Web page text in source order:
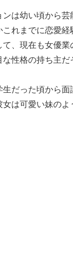
は幼い頃から芸
れまでに恋愛経
、現在も女優業
性格の持ち主だ
だった頃から面
女は可愛い妹の